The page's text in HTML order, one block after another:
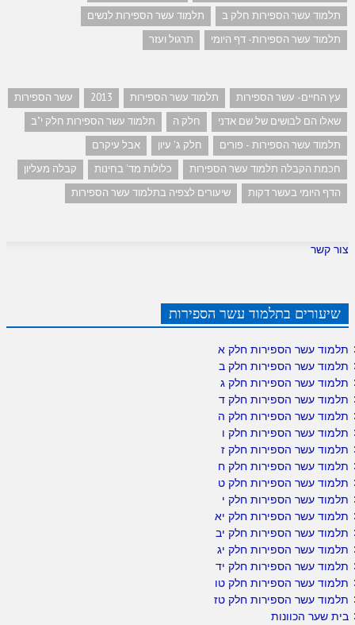
תלמוד עשר הספירות חלק ב
תלמוד עשר הספירות לנשים
תלמוד עשר הספירות- דף היומי
תרגול ועזר
עץ החיים- עשר הספירות תלמוד עשר הספירות 2013
עשר הספירות
שאלו הם לבושים של שם אדני
חלק ה
תלמוד עשר הספירות חלק י"ב
תלמוד עשר הספירות - פורים
חלק ג' עיון
אבל עיקרם
חכמת הקבלה תלמוד עשר הספירות
כלולות מד' בחינות
קבלה מעליון
הדף היומי בעשר דקות
שיעורים לצפיה בתלמוד עשר הספירות
צור קשר
שיעורים בתלמוד עשר הספירות
תלמוד עשר הספירות חלק א
תלמוד עשר הספירות חלק ב
תלמוד עשר הספירות חלק ג
תלמוד עשר הספירות חלק ד
תלמוד עשר הספירות חלק ה
תלמוד עשר הספירות חלק ו
תלמוד עשר הספירות חלק ז
תלמוד עשר הספירות חלק ח
תלמוד עשר הספירות חלק ט
תלמוד עשר הספירות חלק י
תלמוד עשר הספירות חלק יא
תלמוד עשר הספירות חלק יב
תלמוד עשר הספירות חלק יג
תלמוד עשר הספירות חלק יד
תלמוד עשר הספירות חלק טו
תלמוד עשר הספירות חלק טז
בית שער הכוונות